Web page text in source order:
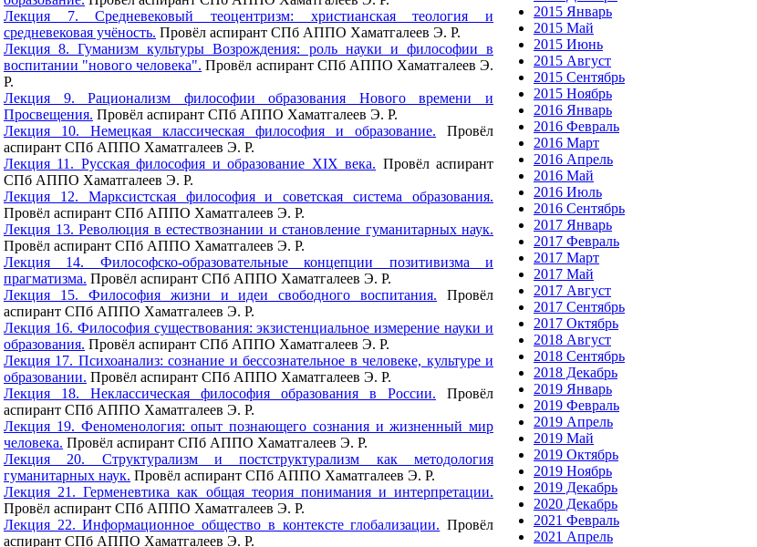
Лекция 7. Средневековый теоцентризм: христианская теология и
средневековая учёность. Провёл аспирант СПб АППО Хаматгалеев Э. Р.
Лекция 8. Гуманизм культуры Возрождения: роль науки и философии в
воспитании "нового человека". Провёл аспирант СПб АППО Хаматгалеев Э.
Р.
Лекция 9. Рационализм философии образования Нового времени и
Просвещения. Провёл аспирант СПб АППО Хаматгалеев Э. Р.
Лекция 10. Немецкая классическая философия и образование. Провёл
аспирант СПб АППО Хаматгалеев Э. Р.
Лекция 11. Русская философия и образование XIX века. Провёл аспирант
СПб АППО Хаматгалеев Э. Р.
Лекция 12. Марксистская философия и советская система образования.
Провёл аспирант СПб АППО Хаматгалеев Э. Р.
Лекция 13. Революция в естествознании и становление гуманитарных наук.
Провёл аспирант СПб АППО Хаматгалеев Э. Р.
Лекция 14. Философско-образовательные концепции позитивизма и
прагматизма. Провёл аспирант СПб АППО Хаматгалеев Э. Р.
Лекция 15. Философия жизни и идеи свободного воспитания. Провёл
аспирант СПб АППО Хаматгалеев Э. Р.
Лекция 16. Философия существования: экзистенциальное измерение науки и
образования. Провёл аспирант СПб АППО Хаматгалеев Э. Р.
Лекция 17. Психоанализ: сознание и бессознательное в человеке, культуре и
образовании. Провёл аспирант СПб АППО Хаматгалеев Э. Р.
Лекция 18. Неклассическая философия образования в России. Провёл
аспирант СПб АППО Хаматгалеев Э. Р.
Лекция 19. Феноменология: опыт познающего сознания и жизненный мир
человека. Провёл аспирант СПб АППО Хаматгалеев Э. Р.
Лекция 20. Структурализм и постструктурализм как методология
гуманитарных наук. Провёл аспирант СПб АППО Хаматгалеев Э. Р.
Лекция 21. Герменевтика как общая теория понимания и интерпретации.
Провёл аспирант СПб АППО Хаматгалеев Э. Р.
Лекция 22. Информационное общество в контексте глобализации. Провёл
аспирант СПб АППО Хаматгалеев Э. Р.
2015 Январь
2015 Май
2015 Июнь
2015 Август
2015 Сентябрь
2015 Ноябрь
2016 Январь
2016 Февраль
2016 Март
2016 Апрель
2016 Май
2016 Июль
2016 Сентябрь
2017 Январь
2017 Февраль
2017 Март
2017 Май
2017 Август
2017 Сентябрь
2017 Октябрь
2018 Август
2018 Сентябрь
2018 Декабрь
2019 Январь
2019 Февраль
2019 Апрель
2019 Май
2019 Октябрь
2019 Ноябрь
2019 Декабрь
2020 Декабрь
2021 Февраль
2021 Апрель